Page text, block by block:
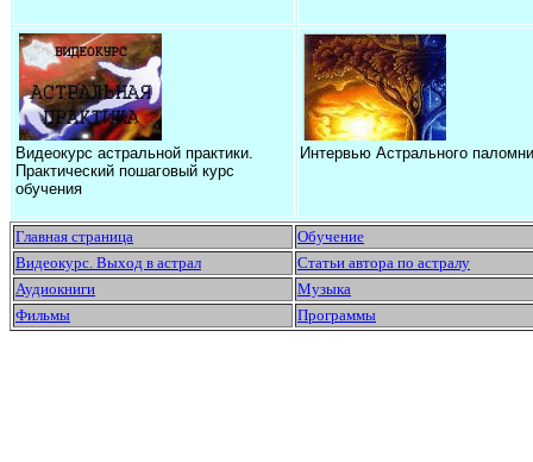
Видеокурс астральной практики.
Практический пошаговый курс
обучения
Интервью Астрального
Главная страница
Обучение
Видеокурс. Выход в астрал
Статьи автора по астралу
Аудиокниги
Музыка
Фильмы
Программы